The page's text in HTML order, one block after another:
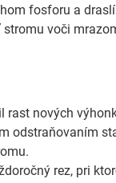
fosforu a
voči
rast nových
odstraňovaním
rez, pri